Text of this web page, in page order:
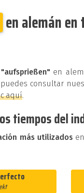
en alemán
en
consultar
aquí.
tiempos del
más utilizados